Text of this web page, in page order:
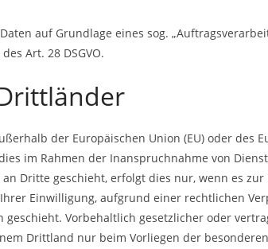
auf Grundlage eines sog.
Art. 28 DSGVO.
der Europäischen Union (EU) oder des
im Rahmen der Inanspruchnahme von
Dritte geschieht, erfolgt dies nur, wenn es
Einwilligung, aufgrund einer rechtlichen
Vorbehaltlich gesetzlicher oder
Drittland nur beim Vorliegen der